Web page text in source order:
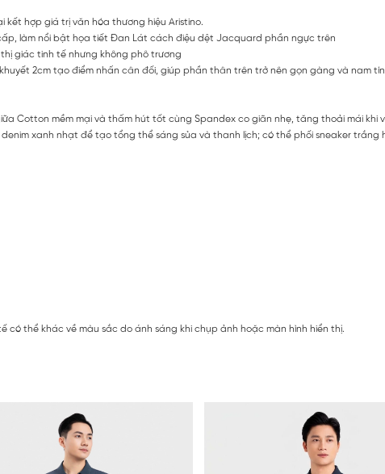
kết hợp giá trị văn hóa thương hiệu Aristino.
làm nổi bật họa tiết Đan Lát cách điệu dệt Jacquard phần ngực trên
giác tinh tế nhưng không phô trương
2cm tạo điểm nhấn cân đối, giúp phần thân trên trở nên gọn gàng và nam
Cotton mềm mại và thấm hút tốt cùng Spandex co giãn nhẹ, tăng thoải mái khi
xanh nhạt để tạo tổng thể sáng sủa và thanh lịch; có thể phối sneaker
có thể khác về màu sắc do ánh sáng khi chụp ảnh hoặc màn hình hiển thị.